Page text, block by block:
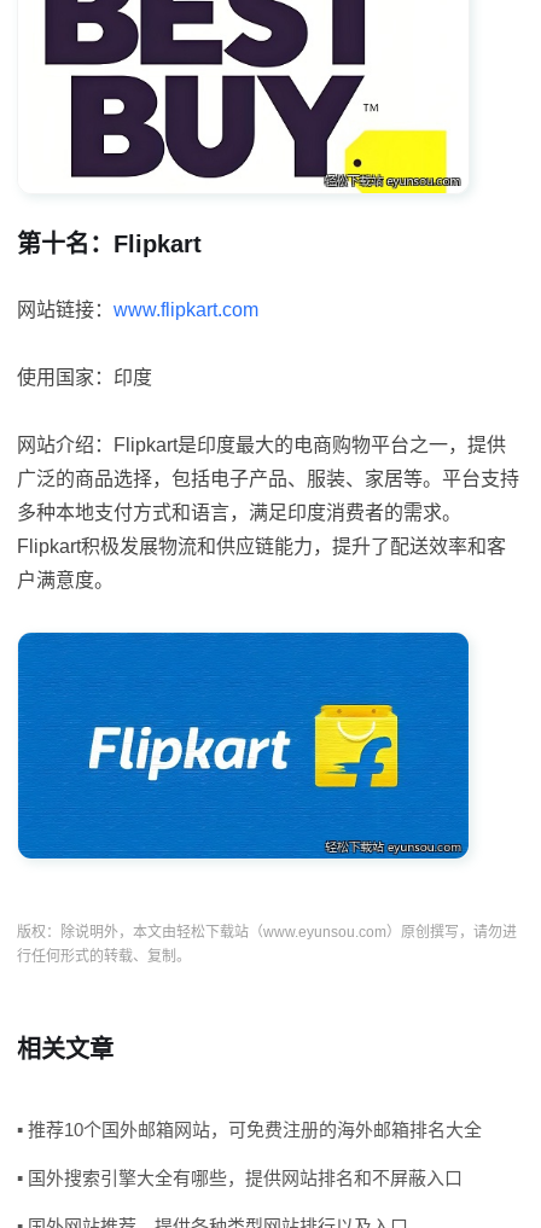
第十名：Flipkart
网站链接： www.flipkart.com
使用国家：印度
网站介绍：Flipkart是印度最大的电商购物平台之一，提供
广泛的商品选择，包括电子产品、服装、家居等。平台支持
多种本地支付方式和语言，满足印度消费者的需求。
Flipkart积极发展物流和供应链能力，提升了配送效率和客
户满意度。
版权：除说明外，本文由轻松下载站（www.eyunsou.com）原创撰写，请勿进
行任何形式的转载、复制。
相关文章
▪ 推荐10个国外邮箱网站，可免费注册的海外邮箱排名大全
▪ 国外搜索引擎大全有哪些，提供网站排名和不屏蔽入口